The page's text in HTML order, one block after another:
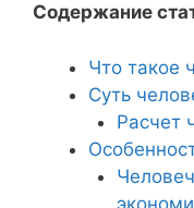
Содержание
Что такое
Суть
Расчет